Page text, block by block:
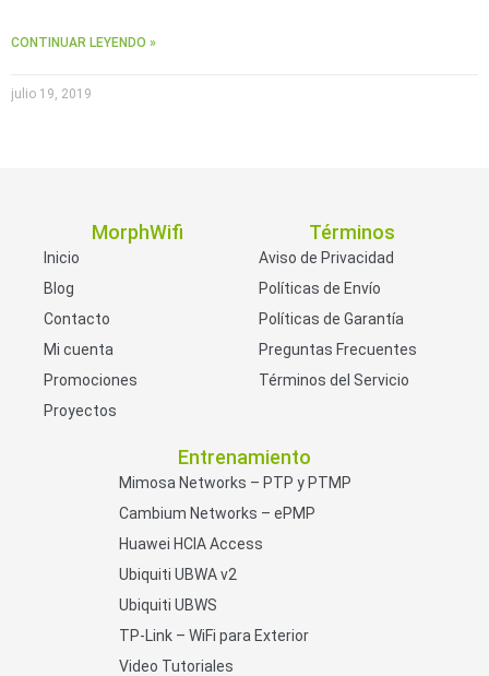
CONTINUAR LEYENDO »
julio 19, 2019
MorphWifi
Inicio
Blog
Contacto
Mi cuenta
Promociones
Proyectos
Términos
Aviso de Privacidad
Políticas de Envío
Políticas de Garantía
Preguntas Frecuentes
Términos del Servicio
Entrenamiento
Mimosa Networks – PTP y PTMP
Cambium Networks – ePMP
Huawei HCIA Access
Ubiquiti UBWA v2
Ubiquiti UBWS
TP-Link – WiFi para Exterior
Video Tutoriales